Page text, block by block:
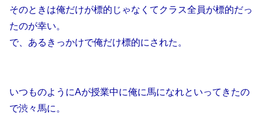
そのときは俺だけが標的じゃなくてクラス全員が標的だっ
たのが幸い。
で、あるきっかけで俺だけ標的にされた。
いつものようにAが授業中に俺に馬になれといってきたの
で渋々馬に。